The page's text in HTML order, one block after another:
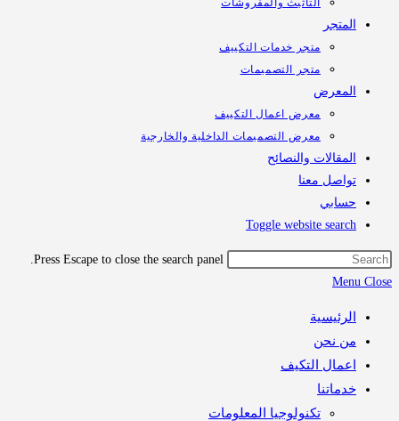
التأثيث والمفروشات
متجر خدمات التكييف
متجر التصميمات
معرض اعمال التكييف
معرض التصميمات الداخلية والخارجية
والنصائح
معنا
Toggle website
Press Escape to close the search panel.
نحن
التكيف
تكنولوجيا المعلومات